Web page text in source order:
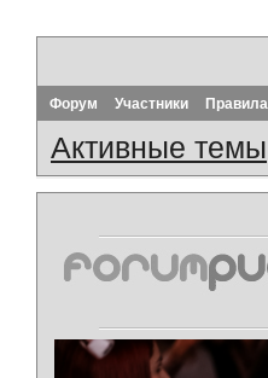
Форум Участники Правила
Активные темы